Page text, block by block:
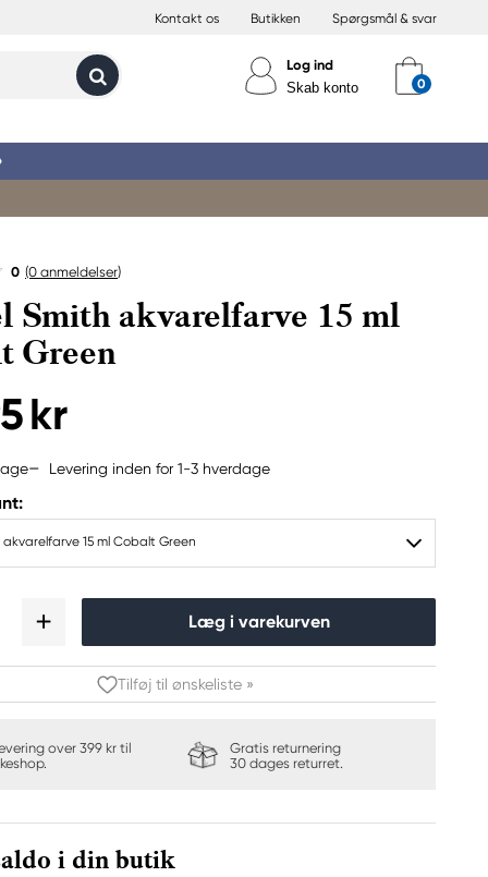
Kontakt os Butikken Spørgsmål & svar
Log ind
Skab konto
0 (0 anmeldelser)
Smith akvarelfarve 15 ml
Green
kr
Levering inden for 1-3 hverdage
15 ml Cobalt Green
Læg i varekurven
Tilføj til ønskeliste »
over 399 kr til
Gratis returnering
30 dages returret.
i din butik